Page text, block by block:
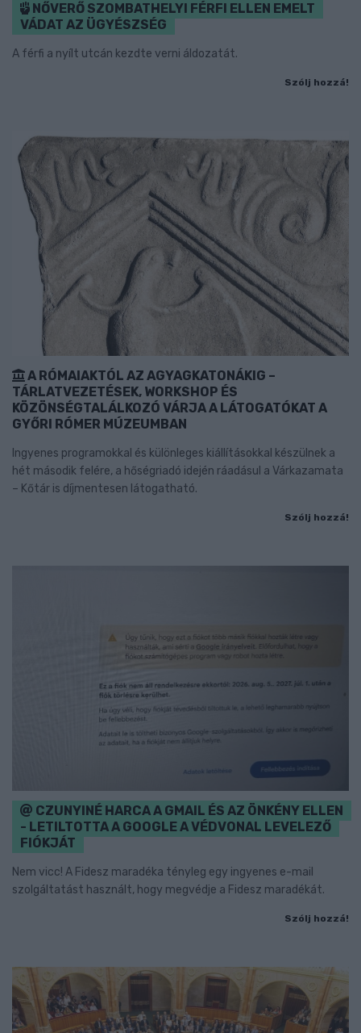
NŐVERŐ SZOMBATHELYI FÉRFI ELLEN EMELT
VÁDAT AZ ÜGYÉSZSÉG
A férfi a nyílt utcán kezdte verni áldozatát.
Szólj hozzá!
A RÓMAIAKTÓL AZ AGYAGKATONÁKIG –
TÁRLATVEZETÉSEK, WORKSHOP ÉS
KÖZÖNSÉGTALÁLKOZÓ VÁRJA A LÁTOGATÓKAT A
GYŐRI RÓMER MÚZEUMBAN
Ingyenes programokkal és különleges kiállításokkal készülnek a
hét második felére, a hőségriadó idején ráadásul a Várkazamata
– Kőtár is díjmentesen látogatható.
Szólj hozzá!
CZUNYINÉ HARCA A GMAIL ÉS AZ ÖNKÉNY ELLEN
- LETILTOTTA A GOOGLE A VÉDVONAL LEVELEZŐ
FIÓKJÁT
Nem vicc! A Fidesz maradéka tényleg egy ingyenes e-mail
szolgáltatást használt, hogy megvédje a Fidesz maradékát.
Szólj hozzá!